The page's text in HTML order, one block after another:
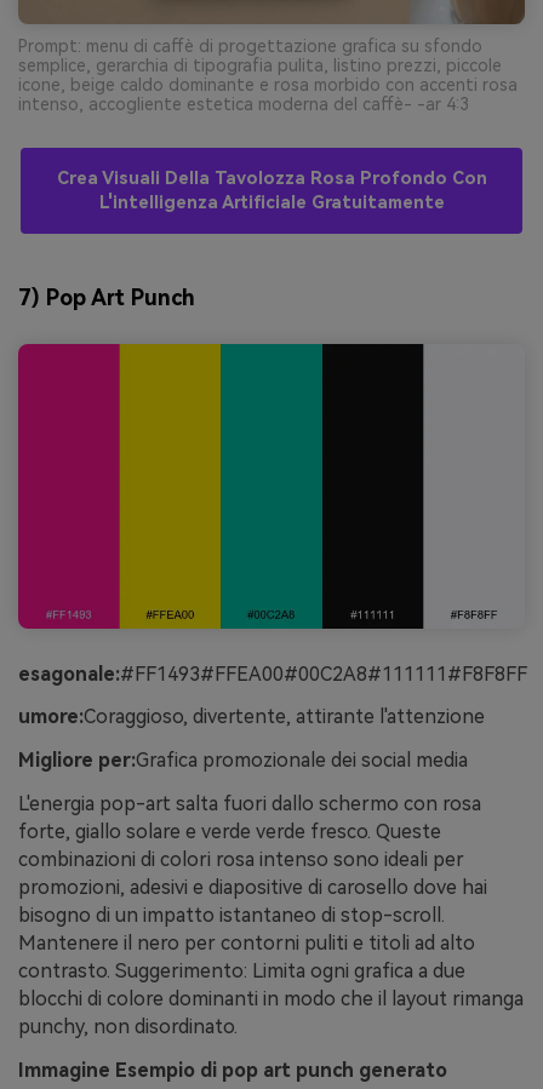
Prompt: menu di caffè di progettazione grafica su sfondo
semplice, gerarchia di tipografia pulita, listino prezzi, piccole
icone, beige caldo dominante e rosa morbido con accenti rosa
intenso, accogliente estetica moderna del caffè- -ar 4:3
Crea Visuali Della Tavolozza Rosa Profondo Con
L'intelligenza Artificiale Gratuitamente
7) Pop Art Punch
esagonale:#FF1493#FFEA00#00C2A8#111111#F8F8FF
umore:Coraggioso, divertente, attirante l'attenzione
Migliore per:Grafica promozionale dei social media
L'energia pop-art salta fuori dallo schermo con rosa
forte, giallo solare e verde verde fresco. Queste
combinazioni di colori rosa intenso sono ideali per
promozioni, adesivi e diapositive di carosello dove hai
bisogno di un impatto istantaneo di stop-scroll.
Mantenere il nero per contorni puliti e titoli ad alto
contrasto. Suggerimento: Limita ogni grafica a due
blocchi di colore dominanti in modo che il layout rimanga
punchy, non disordinato.
Immagine Esempio di pop art punch generato